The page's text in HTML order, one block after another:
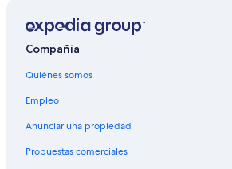
Hoteles 4 estrellas en Copacabana
Hoteles 5 estrellas en Copacabana
Hoteles con spa en Copacabana
Hoteles todo incluido en Copacabana
Hoteles de lujo en Copacabana
Compañía
Quiénes somos
Empleo
Anunciar una propiedad
Propuestas comerciales